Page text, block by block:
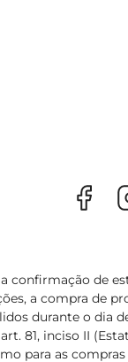
confirmação de
a compra de
durante o dia
81, inciso II
para as compras